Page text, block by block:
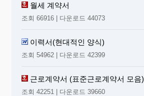
월세 계약서
조회 66916 | 다운로드 44073
이력서(현대적인 양식)
조회 54962 | 다운로드 42399
근로계약서 (표준근로계약서 모음)
조회 42251 | 다운로드 39660